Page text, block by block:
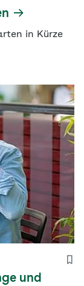
in Kürze
und